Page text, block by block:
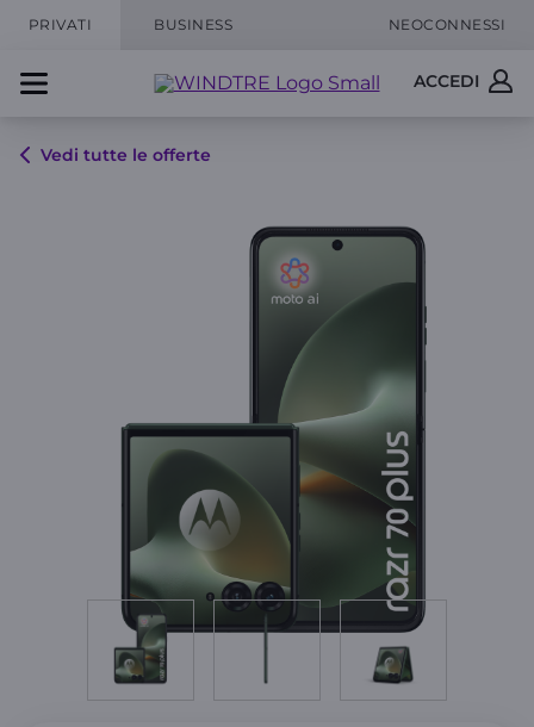
PRIVATI BUSINESS NEOCONNESSI
ACCEDI
Vedi tutte le offerte